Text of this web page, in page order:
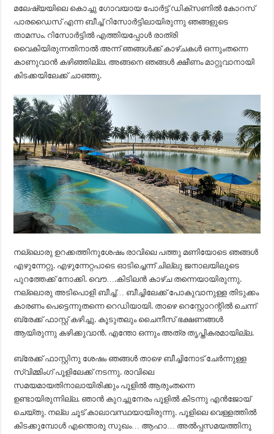
മലേഷ്യയിലെ കൊച്ചു ഗോവയായ പോര്‍ട്ട്‌ ഡിക്സണില്‍ കോറസ്
പാരഡൈസ് എന്ന ബീച്ച് റിസോര്‍ട്ടിലായിരുന്നു ഞങ്ങളുടെ
താമസം. റിസോര്‍ട്ടില്‍ എത്തിയപ്പോള്‍ രാത്രി
വൈകിയിരുന്നതിനാല്‍ അന്ന് ഞങ്ങള്‍ക്ക് കാഴ്ചകള്‍ ഒന്നുംതന്നെ
കാണുവാന്‍ കഴിഞ്ഞില്ല. അങ്ങനെ ഞങ്ങള്‍ ക്ഷീണം മാറ്റുവാനായി
കിടക്കയിലേക്ക് ചാഞ്ഞു.
നല്ലൊരു ഉറക്കത്തിനുശേഷം രാവിലെ പത്തു മണിയോടെ ഞങ്ങള്‍
എഴുന്നേറ്റു. എഴുന്നേറ്റപാടെ ഓടിച്ചെന്ന് ചില്ലു ജനാലയിലൂടെ
പുറത്തേക്ക് നോക്കി. വൌ….കിടിലന്‍ കാഴ്ച തന്നെയായിരുന്നു.
നല്ലൊരു അടിപൊളി ബീച്ച്… ബീച്ചിലേക്ക് പോകുവാനുള്ള തിടുക്കം
കാരണം പെട്ടെന്നുതന്നെ റെഡിയായി. താഴെ റെസ്റ്റോറന്റില്‍ ചെന്ന്
ബ്രേക്ക് ഫാസ്റ്റ് കഴിച്ചു. കൂടുതലും ചൈനീസ് ഭക്ഷണങ്ങള്‍
ആയിരുന്നു കഴിക്കുവാന്‍. എന്തോ ഒന്നും അത്ര തൃപ്തികരമായില്ല.
ബ്രേക്ക് ഫാസ്റ്റിനു ശേഷം ഞങ്ങള്‍ താഴെ ബീച്ചിനോട് ചേര്‍ന്നുള്ള
സ്വിമ്മിംഗ് പൂളിലേക്ക് നടന്നു. രാവിലെ
സമയമായതിനാലായിരിക്കും പൂളില്‍ ആരുംതന്നെ
ഉണ്ടായിരുന്നില്ല. ഞാന്‍ കുറച്ചുനേരം പൂളില്‍ കിടന്നു എന്‍ജോയ്
ചെയ്തു. നല്ല ചൂട് കാലാവസ്ഥയായിരുന്നു. പൂളിലെ വെള്ളത്തില്‍
കിടക്കുമ്പോള്‍ എന്തൊരു സുഖം… ആഹാ… അല്‍പ്പസമയത്തിനു